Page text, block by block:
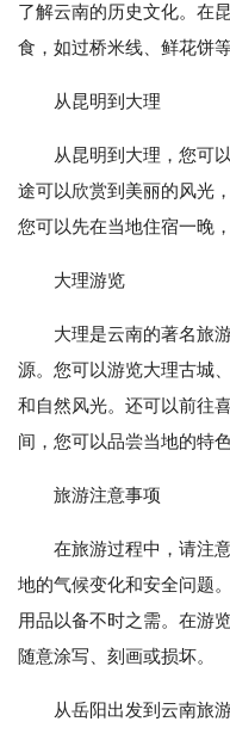
了解云南的历史文化。在
食，如过桥米线、鲜花饼等
从昆明到大理
从昆明到大理，您可
途可以欣赏到美丽的风光
您可以先在当地住宿一晚
大理游览
大理是云南的著名旅
源。您可以游览大理古城
和自然风光。还可以前往
间，您可以品尝当地的特
旅游注意事项
在旅游过程中，请注
地的气候变化和安全问题
用品以备不时之需。在游
随意涂写、刻画或损坏。
从岳阳出发到云南旅